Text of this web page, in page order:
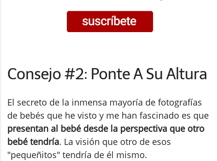
Consejo #2: Ponte A Su Altura
El secreto de la inmensa mayoría de fotografías
de bebés que he visto y me han fascinado es que
presentan al bebé desde la perspectiva que otro
bebé tendría. La visión que otro de esos
"pequeñitos" tendría de él mismo.